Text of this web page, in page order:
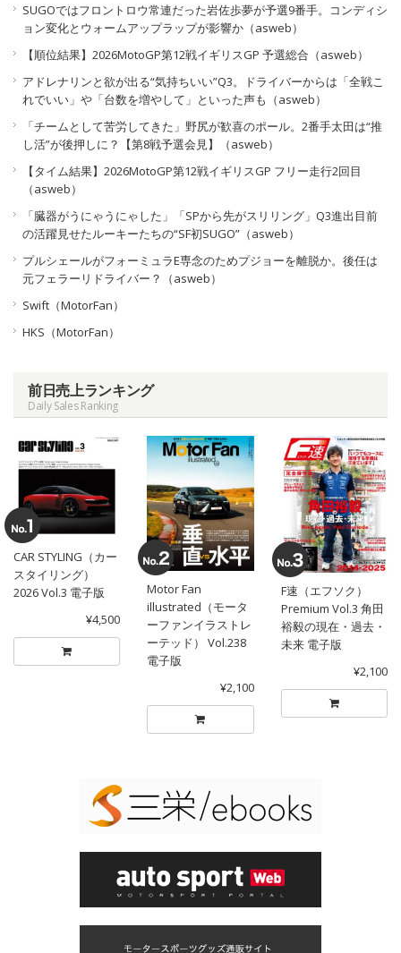
SUGOではフロントロウ常連だった岩佐歩夢が予選9番手。コンディシ
ョン変化とウォームアップラップが影響か（asweb）
【順位結果】2026MotoGP第12戦イギリスGP 予選総合（asweb）
アドレナリンと欲が出る“気持ちいい”Q3。ドライバーからは「全戦こ
れでいい」や「台数を増やして」といった声も（asweb）
「チームとして苦労してきた」野尻が歓喜のポール。2番手太田は“推
し活”が後押しに？【第8戦予選会見】（asweb）
【タイム結果】2026MotoGP第12戦イギリスGP フリー走行2回目
（asweb）
「臓器がうにゃうにゃした」「SPから先がスリリング」Q3進出目前
の活躍見せたルーキーたちの“SF初SUGO”（asweb）
プルシェールがフォーミュラE専念のためプジョーを離脱か。後任は
元フェラーリドライバー？（asweb）
Swift（MotorFan）
HKS（MotorFan）
前日売上ランキング
Daily Sales Ranking
CAR STYLING（カー
スタイリング）
2026 Vol.3 電子版
¥4,500
Motor Fan
illustrated（モータ
ーファンイラストレ
ーテッド） Vol.238
電子版
¥2,100
F速（エフソク）
Premium Vol.3 角田
裕毅の現在・過去・
未来 電子版
¥2,100